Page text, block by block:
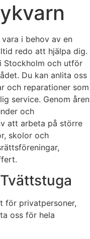
i behov av en
redo att hjälpa dig.
Stockholm och utför
Du kan anlita oss
och reparationer som
service. Genom åren
och
att arbeta på större
skolor och
för privatpersoner,
oss för hela